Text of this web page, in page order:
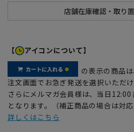
【 アイコンについて】
の表示の商品は
注文画面でお急ぎ発送を選択いただけ
さらにメルマガ会員様は、当日
となります。（補正商品の場合は対応
詳しくはこちら